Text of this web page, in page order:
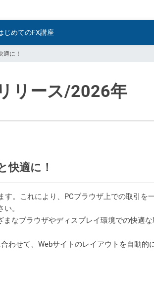
じめてのFX講座
適に！
リース/2026年
快適に！
。これにより、PCブラウザ上での取引を
。
まなブラウザやディスプレイ環境での快適
せて、Webサイトのレイアウトを自動的